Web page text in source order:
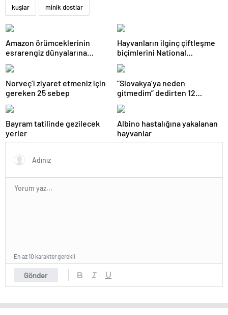
kuşlar minik dostlar
Amazon örümceklerinin
esrarengiz dünyalarına
Hayvanların ilginç çiftleşme
biçimlerini National
Norveç’i ziyaret etmeniz için
gereken 25 sebep
“Slovakya’ya neden
gitmedim” dedirten 12
Bayram tatilinde gezilecek
yerler
Albino hastalığına yakalanan
hayvanlar
Gönder
En az 10 karakter gerekli